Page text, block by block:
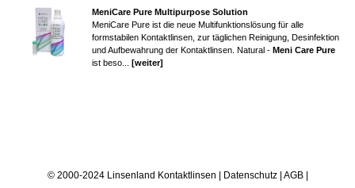
MeniCare Pure Multipurpose Solution
MeniCare Pure ist die neue Multifunktionslösung für alle
formstabilen Kontaktlinsen, zur täglichen Reinigung, Desinfektion
und Aufbewahrung der Kontaktlinsen. Natural - Meni Care Pure
ist beso... [weiter]
© 2000-2024 Linsenland Kontaktlinsen | Datenschutz| AGB|